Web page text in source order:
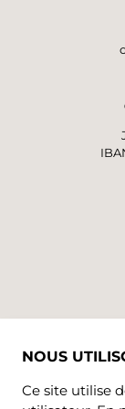
NOUS
Ce site utilise